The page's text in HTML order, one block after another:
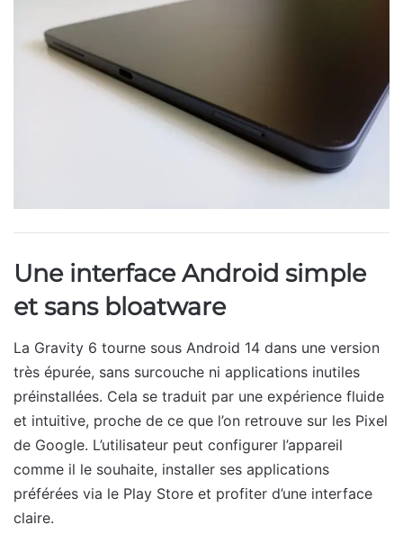
Une interface Android simple
et sans bloatware
La Gravity 6 tourne sous Android 14 dans une version
très épurée, sans surcouche ni applications inutiles
préinstallées. Cela se traduit par une expérience fluide
et intuitive, proche de ce que l’on retrouve sur les Pixel
de Google. L’utilisateur peut configurer l’appareil
comme il le souhaite, installer ses applications
préférées via le Play Store et profiter d’une interface
claire.